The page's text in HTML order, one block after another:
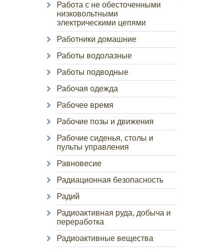
Работа с не обесточенными
низковольтными
электрическими цепями
Работники домашние
Работы водолазные
Работы подводные
Рабочая одежда
Рабочее время
Рабочие позы и движения
Рабочие сиденья, столы и
пульты управления
Равновесие
Радиационная безопасность
Радий
Радиоактивная руда, добыча и
переработка
Радиоактивные вещества